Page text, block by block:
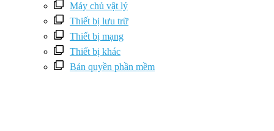
Máy chủ vật lý
Thiết bị lưu trữ
Thiết bị mạng
Thiết bị khác
Bản quyền phần mềm